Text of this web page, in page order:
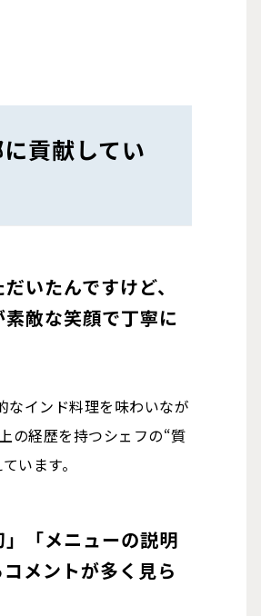
貢献してい
いたんですけど、
敵な笑顔で丁寧に
なインド料理を味わいなが
の経歴を持つシェフの“質
います。
「メニューの説明
メントが多く見ら